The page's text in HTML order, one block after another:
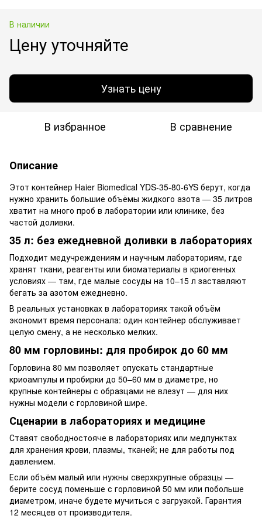
В наличии
Цену уточняйте
Узнать цену
В избранное В сравнение
Описание
Этот контейнер Haier Biomedical YDS-35-80-6YS берут, когда
нужно хранить большие объёмы жидкого азота — 35 литров
хватит на много проб в лаборатории или клинике, без
частой доливки.
35 л: без ежедневной доливки в лабораториях
Подходит медучреждениям и научным лабораториям, где
хранят ткани, реагенты или биоматериалы в криогенных
условиях — там, где малые сосуды на 10–15 л заставляют
бегать за азотом ежедневно.
В реальных установках в лабораториях такой объём
экономит время персонала: один контейнер обслуживает
целую смену, а не несколько мелких.
80 мм горловины: для пробирок до 60 мм
Горловина 80 мм позволяет опускать стандартные
криоампулы и пробирки до 50–60 мм в диаметре, но
крупные контейнеры с образцами не влезут — для них
нужны модели с горловиной шире.
Сценарии в лабораториях и медицине
Ставят свободностояче в лабораториях или медпунктах
для хранения крови, плазмы, тканей; не для работы под
давлением.
Если объём малый или нужны сверхкрупные образцы —
берите сосуд поменьше с горловиной 50 мм или побольше
диаметром, иначе будете мучиться с загрузкой. Гарантия
12 месяцев от производителя.